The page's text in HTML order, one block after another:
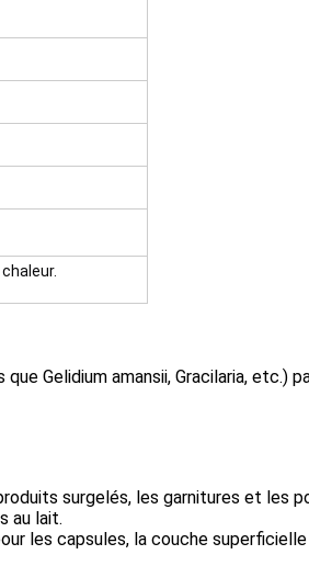
Gelidium amansii, Gracilaria, etc.)
surgelés, les garnitures et les
au lait.
les capsules, la couche